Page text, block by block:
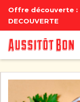
Offre découverte :
DECOUVERTE